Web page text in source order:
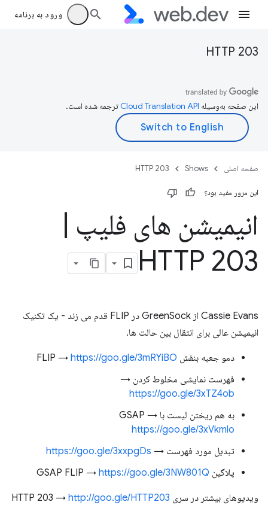
ورود به برنامه
HTTP 203
این صفحه به‌وسیله ترجمه شده است.
صفحه اصلی Shows
HTTP 203
این مرور مفید بود؟
انیمیشن های فلیپ
HTTP 203
Cassie Evans از GreenSock در FLIP قدم می زند - یک تکنیک
انیمیشن عالی برای انتقال بین حالت ها.
دمو جعبه بنفش FLIP → https://goo.gle/3mRYiBO
فهرست نمایشی مخلوط کردن →
https://goo.gle/3xTZ4ob
به هم ریختن لیست با GSAP →
https://goo.gle/3xVkmlo
تبدیل مورد فهرست → https://goo.gle/3xxpgDs
پلاگین GSAP FLIP → https://goo.gle/3NW801Q
ویدیوهای بیشتر در سری HTTP 203 → http://goo.gle/HTTP203